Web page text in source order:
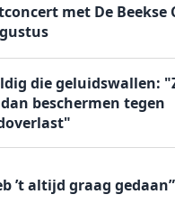
met De Beekse
die geluidswallen:
beschermen tegen
’t altijd graag gedaan”